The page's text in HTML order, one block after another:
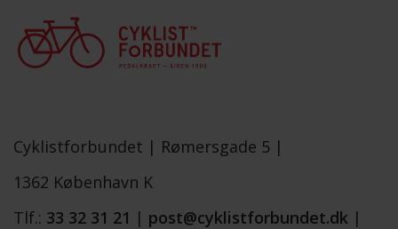
Cyklistforbundet | Rømersgade 5 |
1362 København K
Tlf.: 33 32 31 21 | post@cyklistforbundet.dk |